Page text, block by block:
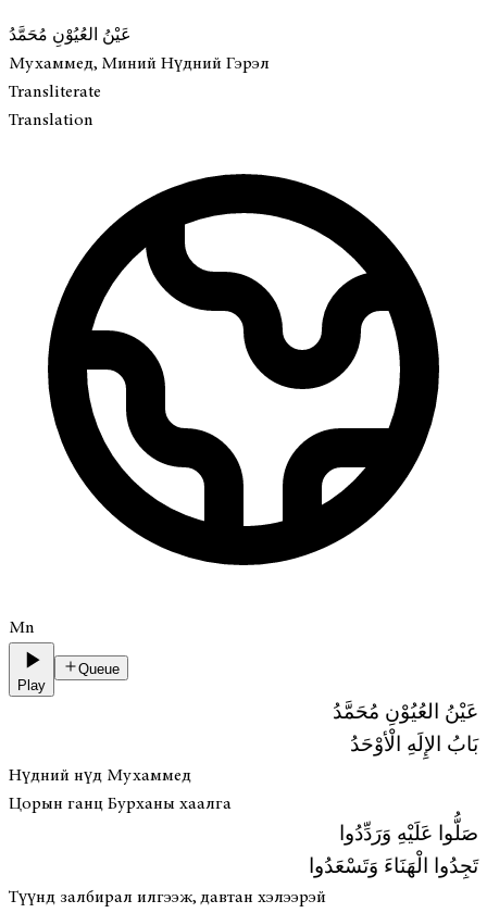
عَيْنُ العُيُوْنِ مُحَمَّدُ
Мухаммед, Миний Нүдний Гэрэл
Transliterate
Translation
Mn
Play
Queue
عَيْنُ العُيُوْنِ مُحَمَّدُ
بَابُ الإِلَهِ الْأوْحَدُ
Нүдний нүд Мухаммед
Цорын ганц Бурханы хаалга
صَلُّوا عَلَيْهِ وَرَدِّدُوا
تَجِدُوا الْهَنَاءَ وَتَسْعَدُوا
Түүнд залбирал илгээж, давтан хэлээрэй